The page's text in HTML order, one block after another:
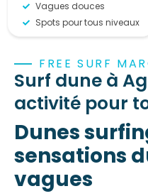
Vagues douces
Spots pour tous niveaux
FREE SURF
Surf dune à
activité pour
Dunes
sensations
vagues